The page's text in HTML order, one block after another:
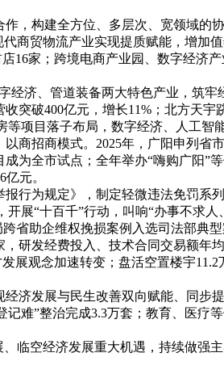
，构建全方位、多层次、宽领域的
商贸物流产业实现提质赋能，增加
16家；跨境电商产业园、数字经济
济、管道装备两大特色产业，筑牢
突破400亿元，增长11%；北方天宇
项目落子布局，数字经济、人工智
商招商模式。2025年，广阳申列省
为全市试点；全年举办“嗨购广阳”
元。
行为规定》，制定轻微违法免罚系
展“十百千”行动，叫响“办事不求
省助企维权挽损案例入选司法部典型
研发经费投入、技术合同交易额年
展观念加速转变；盘活空置楼宇
济发展与民生改善双向赋能、同步
难”整治完成3.3万套；教育、医疗
临空经济发展重大机遇，持续做强